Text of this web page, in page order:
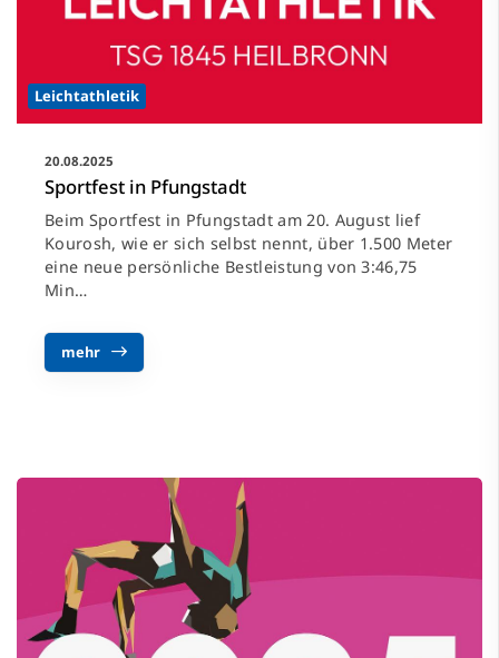
Leichtathletik
20.08.2025
Sportfest in Pfungstadt
Beim Sportfest in Pfungstadt am 20. August lief
Kourosh, wie er sich selbst nennt, über 1.500 Meter
eine neue persönliche Bestleistung von 3:46,75
Min…
mehr